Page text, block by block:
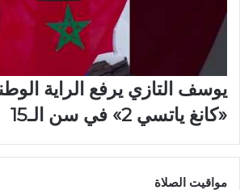
يوسف التازي يرفع الراية
«كانغ ياتسي 2» في سن الـ15
مواقيت الصلاة